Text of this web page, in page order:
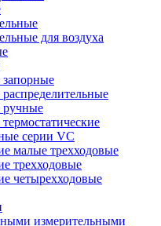
для воздуха
ручные
серии VC
малые трехходовые
трехходовые
четырехходовые
измерительными